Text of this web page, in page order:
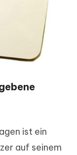
ist ein
auf seinem